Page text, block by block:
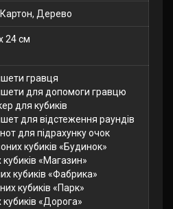
Картон, Дерево
24 см
гравця
для допомоги гравцю
для кубиків
для відстеження раундів
для підрахунку очок
кубиків «Будинок»
кубиків «Магазин»
кубиків «Фабрика»
кубиків «Парк»
кубиків «Дорога»